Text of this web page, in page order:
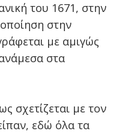
του 1671, στην
στην
με αμιγώς
στα
σχετίζεται με τον
εδώ όλα τα